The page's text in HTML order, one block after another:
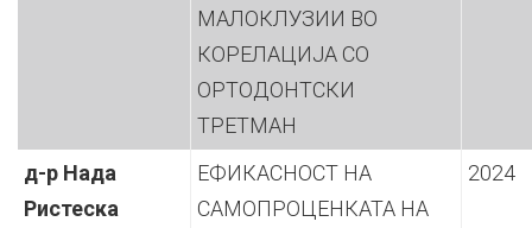
МАЛОКЛУЗИИ ВО
КОРЕЛАЦИЈА СО
ОРТОДОНТСКИ
ТРЕТМАН
д-р Нада
Ристеска
ЕФИКАСНОСТ НА
САМОПРОЦЕНКАТА НА
2024